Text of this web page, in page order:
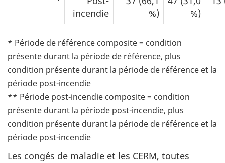
incendie
%)
%)
* Période de référence composite = condition
présente durant la période de référence, plus
condition présente durant la période de référence et la
période post-incendie
** Période post-incendie composite = condition
présente durant la période post-incendie, plus
condition présente durant la période de référence et la
période post-incendie
Les congés de maladie et les CERM, toutes